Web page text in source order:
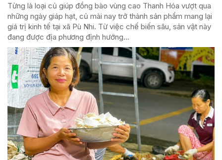
Từng là loại củ giúp đồng bào vùng cao Thanh Hóa vượt qua
những ngày giáp hạt, củ mài nay trở thành sản phẩm mang lại
giá trị kinh tế tại xã Pù Nhi. Từ việc chế biến sâu, sản vật này
đang được địa phương định hướng...